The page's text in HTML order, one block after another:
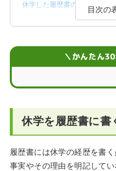
休学した履歴書の書き方
休学理由の履歴書での前向き
目次の
＼かんたん
休学を履歴書に書
履歴書には休学の経歴を書
事実やその理由を明記して